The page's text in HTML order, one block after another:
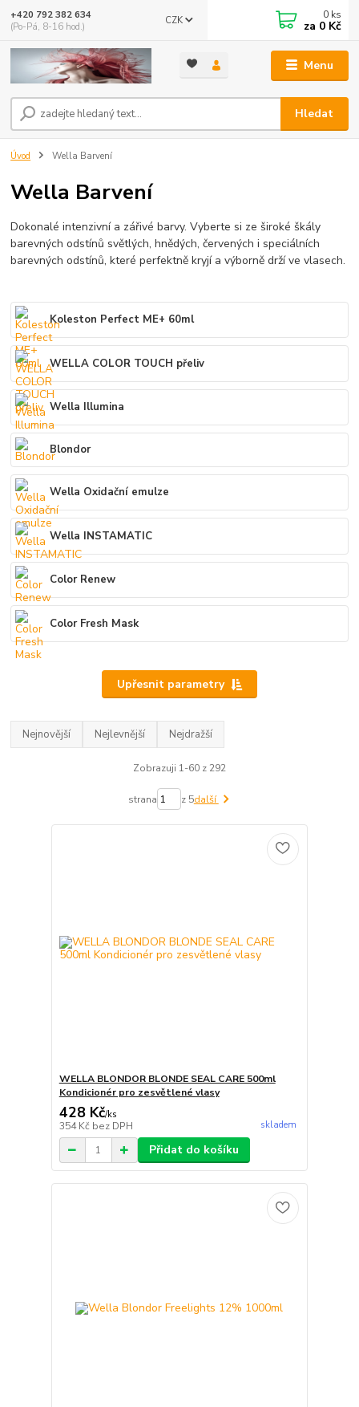
Menu
CZK
Hledat
+420 792 382 634
(Po-Pá, 8-16 hod.)
0 ks
za 0 Kč
Úvod Wella Barvení
Wella Barvení
Dokonalé intenzivní a zářivé barvy. Vyberte si ze široké škály
barevných odstínů světlých, hnědých, červených i speciálních
barevných odstínů, které perfektně kryjí a výborně drží ve vlasech.
Koleston Perfect ME+ 60ml
WELLA COLOR TOUCH přeliv
Wella Illumina
Blondor
Wella Oxidační emulze
Wella INSTAMATIC
Color Renew
Color Fresh Mask
Upřesnit parametry
Nejnovější Nejlevnější Nejdražší
Zobrazuji 1-60 z 292
strana z 5další
WELLA BLONDOR BLONDE SEAL CARE 500ml
Kondicionér pro zesvětlené vlasy
428 Kč/ks
354 Kč bez DPH skladem
Přidat do košíku